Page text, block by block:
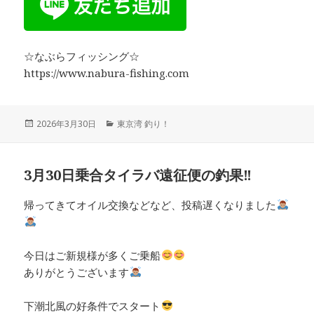
☆なぶらフィッシング☆
https://www.nabura-fishing.com
投
2026年3月30日
カ
ー
東京湾 釣り！
3月30日乗合タイラバ遠征便の釣果‼︎
帰ってきてオイル交換などなど、投稿遅くなりました
今日はご新規様が多くご乗船
ありがとうございます
下潮北風の好条件でスタート